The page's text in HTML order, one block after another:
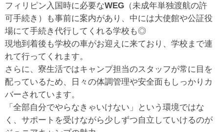
フィリピン入国時に必要なWEG （未成年単独渡航の許
可手続き）も事前に案内があり、中には大使館や公証役
場にて手続き代行してくれる学校も◎
現地到着後も学校の車がお迎えに来ており、学校まで連
れて行ってくれます。
さらに、寮生活ではキャンプ担当のスタッフが常に目を
配っているため、日々の体調管理や安全面もしっかりカ
バーされています。
「全部自分でやらなきゃいけない」という環境ではな
く、サポートを受けながら少しずつ自立していけるのが